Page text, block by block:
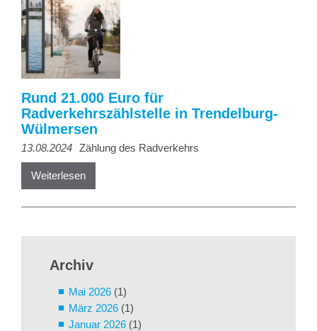
Rund 21.000 Euro für
Radverkehrszählstelle in Trendelburg-
Wülmersen
13.08.2024 Zählung des Radverkehrs
Weiterlesen
Archiv
Mai 2026 (1)
März 2026 (1)
Januar 2026 (1)